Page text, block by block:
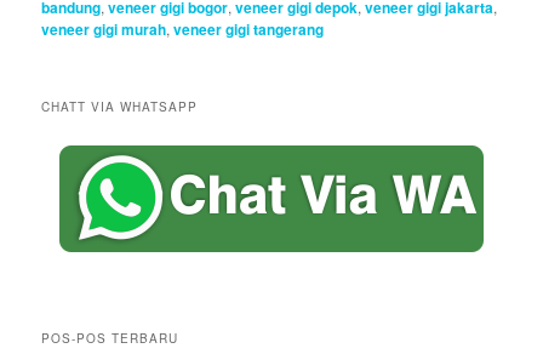
bandung,veneer gigi bogor,veneer gigi depok,veneer gigi jakarta,
veneer gigi murah,veneer gigi tangerang
CHATT VIA WHATSAPP
POS-POS TERBARU